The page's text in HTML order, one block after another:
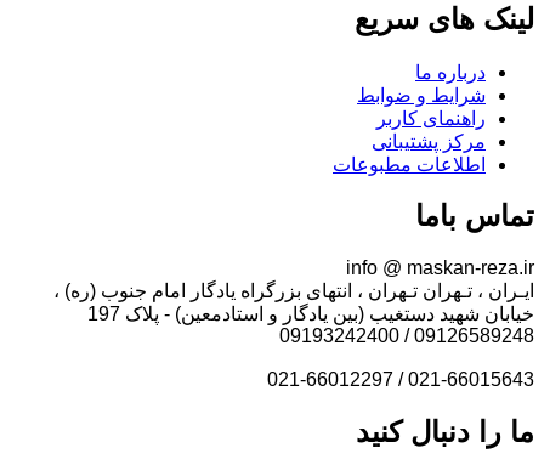
لینک های سریع
درباره ما
شرایط و ضوابط
راهنمای کاربر
مرکز پشتیبانی
اطلاعات مطبوعات
تماس باما
info @ maskan-reza.ir
ایـران ، تـهران تـهران ، انتهای بزرگراه یادگار امام جنوب (ره) ،
خیابان شهید دستغیب (بین یادگار و استادمعین) - پلاک 197
09126589248 / 09193242400
021-66015643 / 021-66012297
ما را دنبال کنید